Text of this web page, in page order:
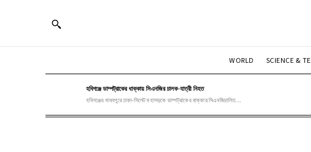
WORLD SCIENCE &
হবিগঞ্জে ডাম্পট্রাকের ধাক্কায় সিএনজির চালক-যাত্রী নিহত
হবিগঞ্জের মাধবপুরে ঢাকা-সিলেট মহাসড়কে ডাম্পট্রাকের ধাক্কায় সিএনজিচালিত...